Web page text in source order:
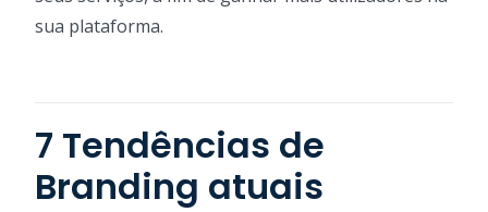
sua plataforma.
7 Tendências de
Branding atuais